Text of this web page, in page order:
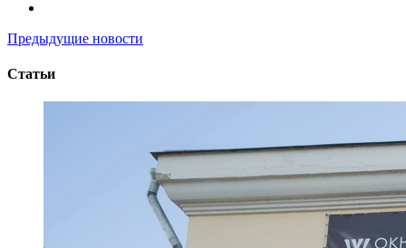
Предыдущие новости
Статьи